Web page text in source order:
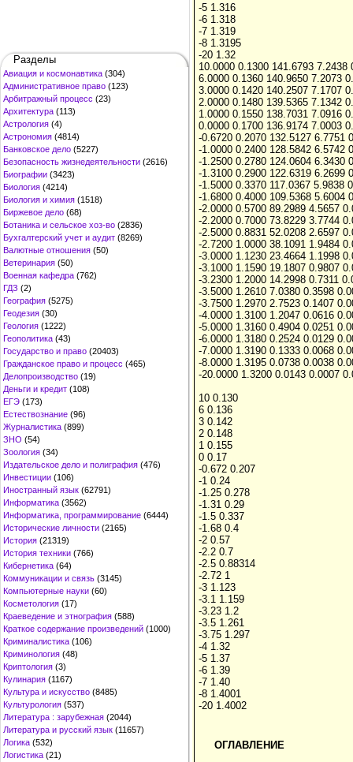
Разделы
Авиация и космонавтика (304)
Административное право (123)
Арбитражный процесс (23)
Архитектура (113)
Астрология (4)
Астрономия (4814)
Банковское дело (5227)
Безопасность жизнедеятельности (2616)
Биографии (3423)
Биология (4214)
Биология и химия (1518)
Биржевое дело (68)
Ботаника и сельское хоз-во (2836)
Бухгалтерский учет и аудит (8269)
Валютные отношения (50)
Ветеринария (50)
Военная кафедра (762)
ГДЗ (2)
География (5275)
Геодезия (30)
Геология (1222)
Геополитика (43)
Государство и право (20403)
Гражданское право и процесс (465)
Делопроизводство (19)
Деньги и кредит (108)
ЕГЭ (173)
Естествознание (96)
Журналистика (899)
ЗНО (54)
Зоология (34)
Издательское дело и полиграфия (476)
Инвестиции (106)
Иностранный язык (62791)
Информатика (3562)
Информатика, программирование (6444)
Исторические личности (2165)
История (21319)
История техники (766)
Кибернетика (64)
Коммуникации и связь (3145)
Компьютерные науки (60)
Косметология (17)
Краеведение и этнография (588)
Краткое содержание произведений (1000)
Криминалистика (106)
Криминология (48)
Криптология (3)
Кулинария (1167)
Культура и искусство (8485)
Культурология (537)
Литература : зарубежная (2044)
Литература и русский язык (11657)
Логика (532)
Логистика (21)
-5 1.316
-6 1.318
-7 1.319
-8 1.3195
-20 1.32
10.0000 0.1300 141.6793 7.2438
6.0000 0.1360 140.9650 7.2073
3.0000 0.1420 140.2507 7.1707
2.0000 0.1480 139.5365 7.1342
1.0000 0.1550 138.7031 7.0916
0.0000 0.1700 136.9174 7.0003
-0.6720 0.2070 132.5127 6.7751
-1.0000 0.2400 128.5842 6.5742
-1.2500 0.2780 124.0604 6.3430
-1.3100 0.2900 122.6319 6.2699
-1.5000 0.3370 117.0367 5.9838
-1.6800 0.4000 109.5368 5.6004
-2.0000 0.5700 89.2989 4.5657
-2.2000 0.7000 73.8229 3.7744
-2.5000 0.8831 52.0208 2.6597
-2.7200 1.0000 38.1091 1.9484
-3.0000 1.1230 23.4664 1.1998
-3.1000 1.1590 19.1807 0.9807
-3.2300 1.2000 14.2998 0.7311
-3.5000 1.2610 7.0380 0.3598
-3.7500 1.2970 2.7523 0.1407
-4.0000 1.3100 1.2047 0.0616
-5.0000 1.3160 0.4904 0.0251
-6.0000 1.3180 0.2524 0.0129
-7.0000 1.3190 0.1333 0.0068
-8.0000 1.3195 0.0738 0.0038
-20.0000 1.3200 0.0143 0.0007
10 0.130
6 0.136
3 0.142
2 0.148
1 0.155
0 0.17
-0.672 0.207
-1 0.24
-1.25 0.278
-1.31 0.29
-1.5 0.337
-1.68 0.4
-2 0.57
-2.2 0.7
-2.5 0.88314
-2.72 1
-3 1.123
-3.1 1.159
-3.23 1.2
-3.5 1.261
-3.75 1.297
-4 1.32
-5 1.37
-6 1.39
-7 1.40
-8 1.4001
-20 1.4002
ОГЛАВЛЕНИЕ